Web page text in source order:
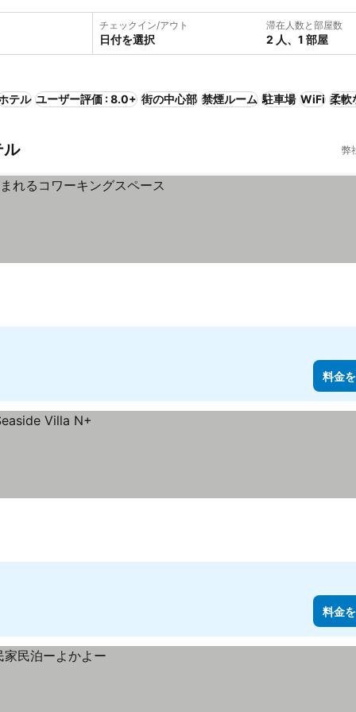
チェックイン/アウト
日付を選択
滞在人数と部屋数
2 人、1 部屋
テル ユーザー評価 : 8.0+ 街の中心部 禁煙ルーム 駐車場 WiFi 柔軟
ル 弊
料金
料金